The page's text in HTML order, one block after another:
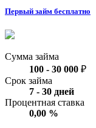
Первый займ бесплатно
Сумма займа
100 - 30 000 ₽
Срок займа
7 - 30 дней
Процентная ставка
0,00 %